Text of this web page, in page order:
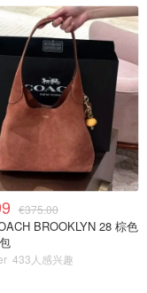
€375.00
BROOKLYN 28 棕色
433人感兴趣